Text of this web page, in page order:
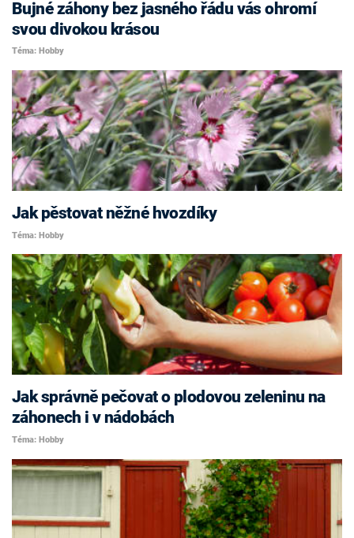
Bujné záhony bez jasného řádu vás ohromí
svou divokou krásou
Téma: Hobby
Jak pěstovat něžné hvozdíky
Téma: Hobby
Jak správně pečovat o plodovou zeleninu na
záhonech i v nádobách
Téma: Hobby